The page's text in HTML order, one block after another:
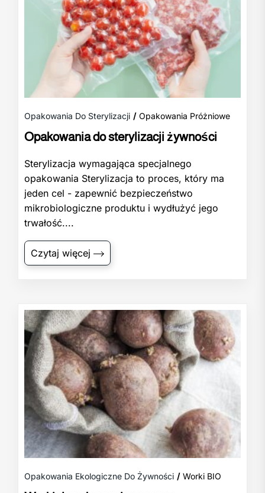
Opakowania Do Sterylizacji Opakowania Próżniowe
Opakowania do sterylizacji żywności
Sterylizacja wymagająca specjalnego
opakowania Sterylizacja to proces, który ma
jeden cel - zapewnić bezpieczeństwo
mikrobiologiczne produktu i wydłużyć jego
trwałość....
Czytaj więcej
Opakowania Ekologiczne Do Żywności Worki BIO